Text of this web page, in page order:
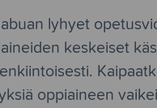
lyhyet
keskeiset
oppiaineen